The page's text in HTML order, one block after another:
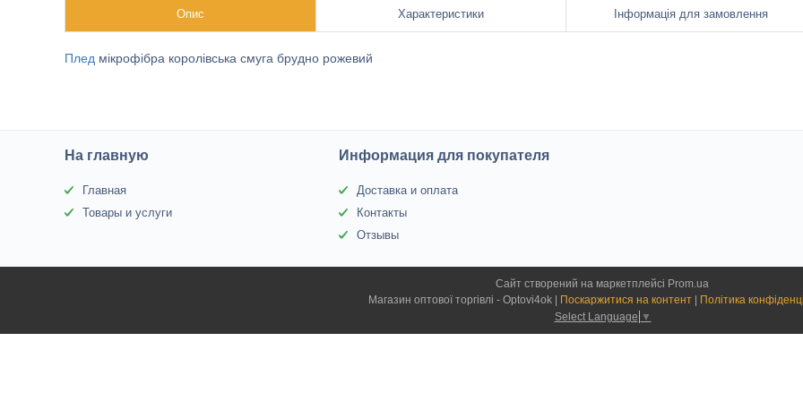
Опис Характеристики Інформація для замовлення
Плед мікрофібра королівська смуга брудно рожевий
На главную
Главная
Товары и услуги
Информация для покупателя
Доставка и оплата
Контакты
Отзывы
Сайт створений на маркетплейсі Prom.ua
Поскаржитися на контент
Політика
Select Language ▼